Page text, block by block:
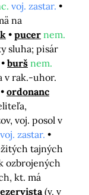
voj. zastar.
na
pucer nem.
sluha; pisár
burš nem.
v rak.-uhor.
ordonanc
voj. posol v
voj. zastar.
tajných
ozbrojených
kt. má
(v. v